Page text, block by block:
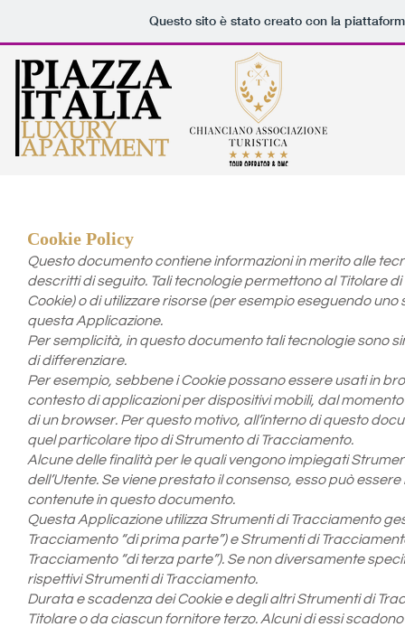
Questo sito è stato creato con la
Cookie Policy
Questo documento contiene informazioni in merito alle
descritti di seguito. Tali tecnologie permettono al Titolare
Cookie) o di utilizzare risorse (per esempio eseguendo
questa Applicazione.
Per semplicità, in questo documento tali tecnologie sono
di differenziare.
Per esempio, sebbene i Cookie possano essere usati in
contesto di applicazioni per dispositivi mobili, dal
di un browser. Per questo motivo, all’interno di questo
quel particolare tipo di Strumento di Tracciamento.
Alcune delle finalità per le quali vengono impiegati
dell’Utente. Se viene prestato il consenso, esso può
contenute in questo documento.
Questa Applicazione utilizza Strumenti di Tracciamento
Tracciamento “di prima parte”) e Strumenti di
Tracciamento “di terza parte”). Se non diversamente
rispettivi Strumenti di Tracciamento.
Durata e scadenza dei Cookie e degli altri Strumenti di
Titolare o da ciascun fornitore terzo. Alcuni di essi